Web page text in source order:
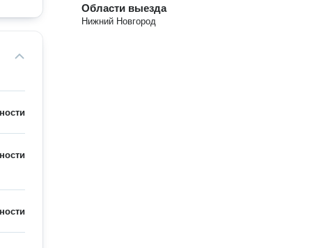
Области выезда
Нижний Новгород